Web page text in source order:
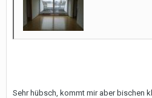
Sehr hübsch, kommt mir aber bischen